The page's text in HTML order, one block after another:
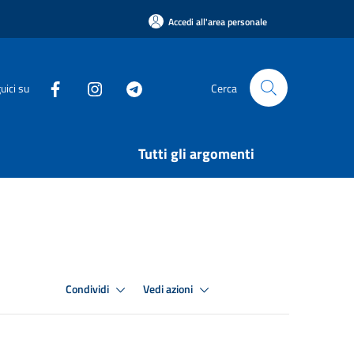
Accedi all'area personale
su Cerca
Tutti gli argomenti
Condividi Vedi azioni